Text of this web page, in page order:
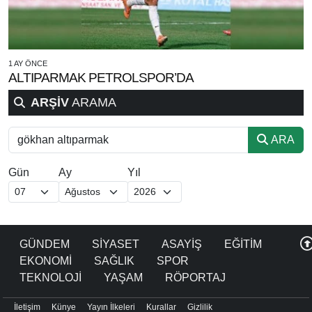
1 AY ÖNCE
ALTIPARMAK PETROLSPOR’DA
ARŞİV ARAMA
ARA
Gün Ay Yıl
GÜNDEM SİYASET ASAYİŞ
EĞİTİM
EKONOMİ
SAĞLIK
SPOR
TEKNOLOJİ
YAŞAM RÖPORTAJ
İletişim Künye Yayın İlkeleri Kurallar Gizlilik